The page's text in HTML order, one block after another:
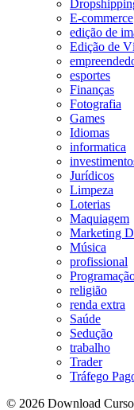
E-commerce
edição de
Edição de
esportes
Finanças
Fotografia
Games
Idiomas
informatica
Jurídicos
Limpeza
Loterias
Maquiagem
Marketing
Música
profissional
religião
renda extra
Saúde
Sedução
trabalho
Trader
Tráfego
© 2026 Download